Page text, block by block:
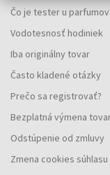
Čo je tester u
Vodotesnosť hodiniek
Iba originálny tovar
Často kladené otázky
Prečo sa registrovať?
Bezplatná výmena
Odstúpenie od zmluvy
Zmena cookies súhlasu